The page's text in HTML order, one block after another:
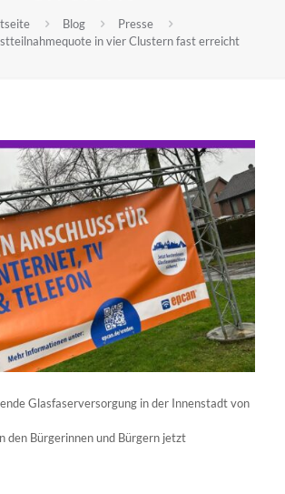
Blog
Presse
in vier Clustern fast erreicht
Glasfaserversorgung in der Innenstadt von
den Bürgerinnen und Bürgern jetzt